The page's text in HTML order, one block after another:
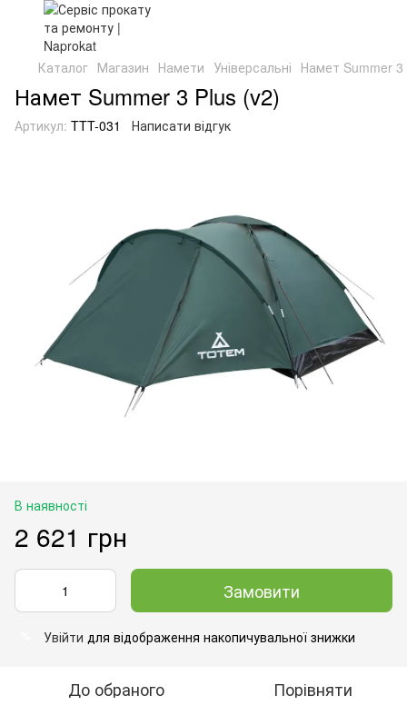
Каталог Магазин Намети Універсальні Намет Summer 3
Намет Summer 3 Plus (v2)
Артикул: TTT-031 Написати відгук
В наявності
2 621 грн
Замовити
Увійти для відображення накопичувальної знижки
До обраного Порівняти